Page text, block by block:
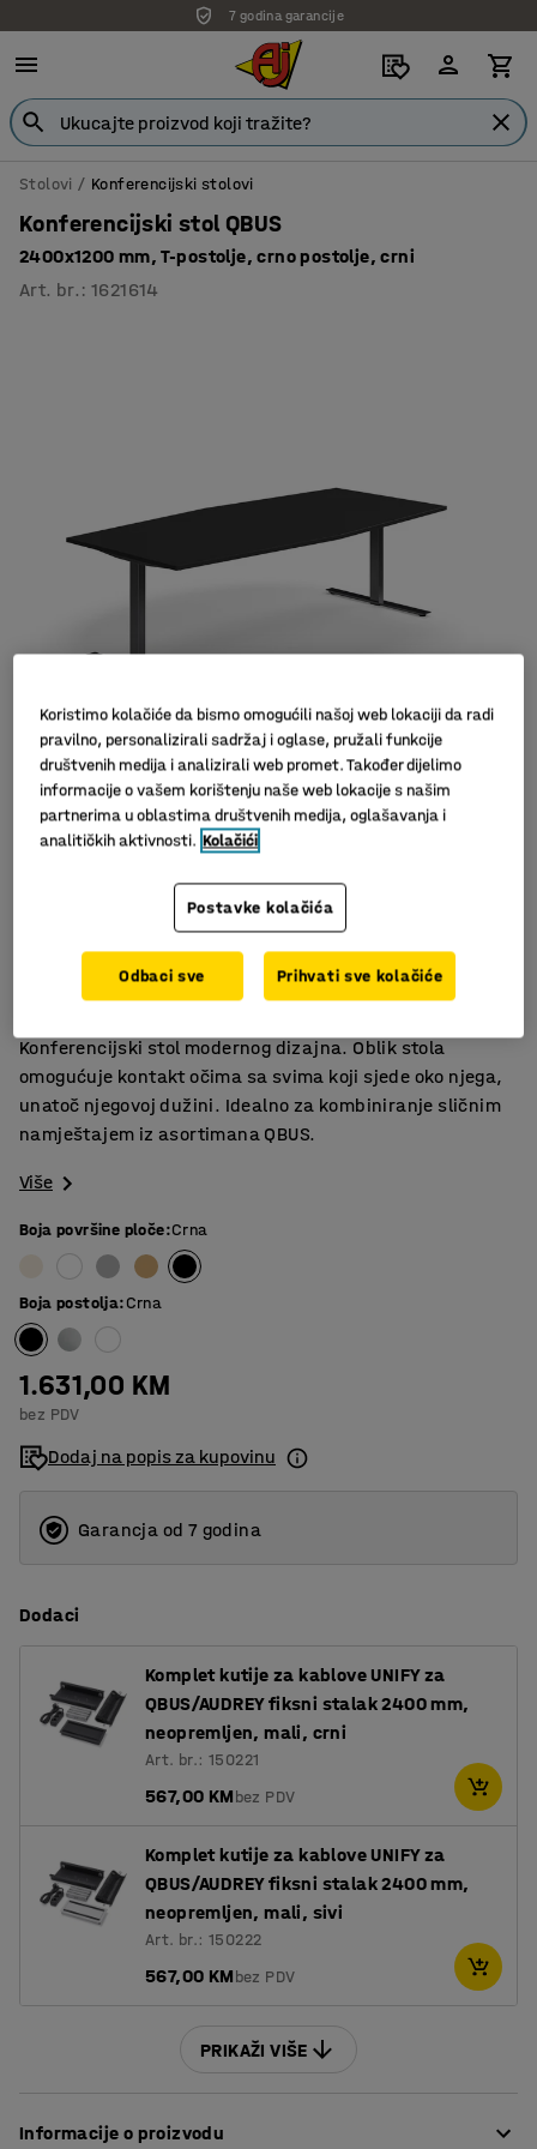
7 godina garancije
Stolovi Konferencijski stolovi
Konferencijski stol QBUS
2400x1200 mm, T-postolje, crno postolje, crni
Art. br. :1621614
Slični proizvodi
U nekoliko dužina
Odgovara ostalom namještaju iz asortimana QBUS
Konferencijski stol modernog dizajna. Oblik stola
omogućuje kontakt očima sa svima koji sjede oko njega,
unatoč njegovoj dužini. Idealno za kombiniranje sličnim
namještajem iz asortimana QBUS.
Više
Boja površine ploče:Crna
Boja postolja:Crna
1.631,00 KM
bez PDV
Dodaj na popis za kupovinu
Garancja od 7 godina
Dodaci
Komplet kutije za kablove UNIFY za
QBUS/AUDREY fiksni stalak 2400 mm,
neopremljen, mali, crni
Art. br.: 150221
567,00 KMbez PDV
Komplet kutije za kablove UNIFY za
QBUS/AUDREY fiksni stalak 2400 mm,
neopremljen, mali, sivi
Art. br.: 150222
567,00 KMbez PDV
PRIKAŽI VIŠE
Informacije o proizvodu
Koristimo kolačiće da bismo omogućili našoj web lokaciji da radi
pravilno, personalizirali sadržaj i oglase, pružali funkcije
društvenih medija i analizirali web promet. Također dijelimo
informacije o vašem korištenju naše web lokacije s našim
partnerima u oblastima društvenih medija, oglašavanja i
analitičkih aktivnosti. Kolačići
Postavke kolačića
Odbaci sve Prihvati sve kolačiće